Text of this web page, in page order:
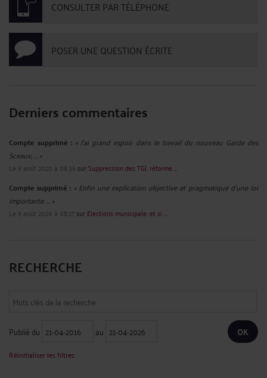
CONSULTER PAR TÉLÉPHONE
POSER UNE QUESTION ÉCRITE
Derniers commentaires
Compte supprimé : « J'ai grand espoir dans le travail du nouveau Garde des
Sceaux, ... »
Le 9 août 2020 à 08:36 sur Suppression des TGI, réforme ...
Compte supprimé : « Enfin une explication objective et pragmatique d'une loi
importante. ... »
Le 9 août 2020 à 08:27sur Elections municipale: et si ...
RECHERCHE
Publié du au
Réinitialiser les filtres